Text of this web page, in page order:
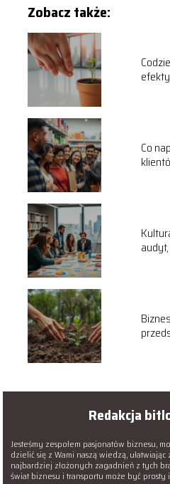
Zobacz także:
Co
Redakcja
Jesteśmy zespołem pasjonatów biznesu,
dzielić się z Wami naszą wiedzą,
najbardziej złożonych zagadnień z tych
świat biznesu i transportu może być prosty